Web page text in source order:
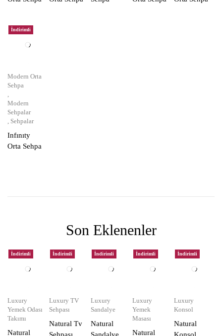
İndirimli
Modern Orta
Sehpa
,
Modern
Sehpalar
, Sehpalar
Infınıty
Orta Sehpa
Son Eklenenler
İndirimli
Luxury
Yemek Odası
Takımı
Natural
İndirimli
Luxury TV
Sehpası
Natural Tv
İndirimli
Luxury
Sandalye
Natural
İndirimli
Luxury
Yemek
Masası
Natural
İndirimli
Luxury
Konsol
Natural